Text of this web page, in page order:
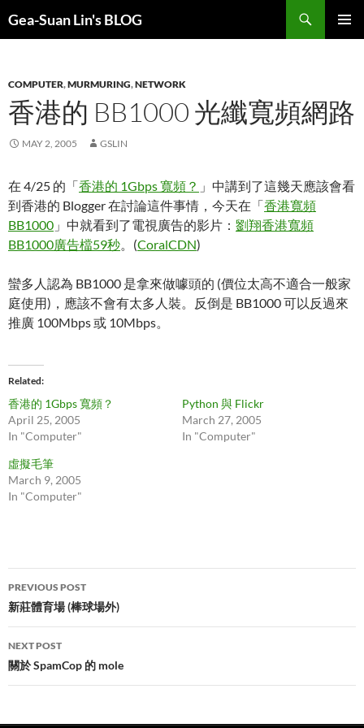
Gea-Suan Lin's BLOG
COMPUTER,MURMURING,NETWORK
香港的 BB1000 光纖寬頻網路
MAY 2, 2005 GSLIN
在 4/25 的「香港的 1Gbps 寬頻？ 」中講到了這幾天應該會看
到香港的 Blogger 在討論這件事情，今天在「香港寬頻
BB1000 」中就看到了電視廣告的影片： 劉翔香港寬頻
BB1000廣告檔59秒。(CoralCDN)
蠻多人認為 BB1000 是拿來做噱頭的 (價位太高不適合一般家
庭使用)，應該不會有太多人裝。反倒是 BB1000 可以反過來
推廣 100Mbps 或 10Mbps。
Related
香港的 1Gbps 寬頻？
April 25, 2005
In "Computer"
Python 與 Flickr
March 27, 2005
In "Computer"
虛擬毛筆
March 9, 2005
In "Computer"
Post
navigation
PREVIOUS POST
新莊體育場 (棒球場外)
NEXT POST
關於 SpamCop 的 mole